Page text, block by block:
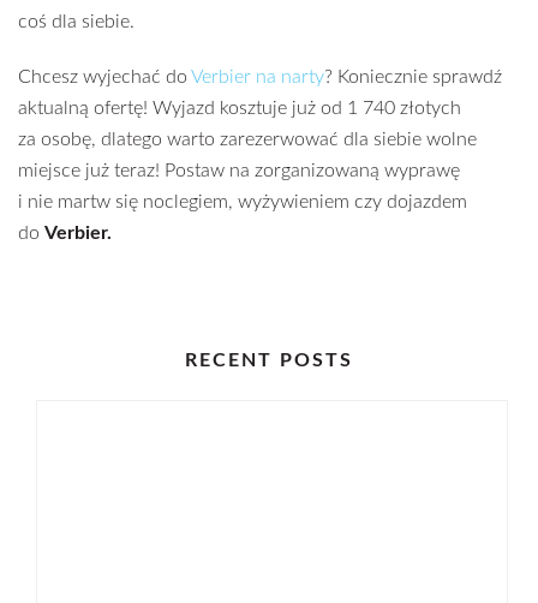
coś dla siebie.
Chcesz wyjechać do Verbier na narty? Koniecznie sprawdź
aktualną ofertę! Wyjazd kosztuje już od 1 740 złotych
za osobę, dlatego warto zarezerwować dla siebie wolne
miejsce już teraz! Postaw na zorganizowaną wyprawę
i nie martw się noclegiem, wyżywieniem czy dojazdem
do Verbier.
RECENT POSTS